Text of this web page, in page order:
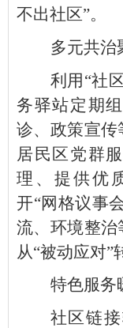
不出社区”。
多元共治
利用“社
务驿站定期
诊、政策宣传
居民区党群
理、提供优
开“网格议事
流、环境整治
从“被动应对”
特色服务
社区链